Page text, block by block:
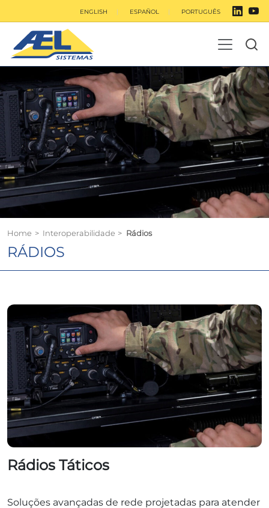
ENGLISH ESPAÑOL PORTUGUÊS
Home > Interoperabilidade > Rádios
RÁDIOS
Rádios Táticos
Soluções avançadas de rede projetadas para atender